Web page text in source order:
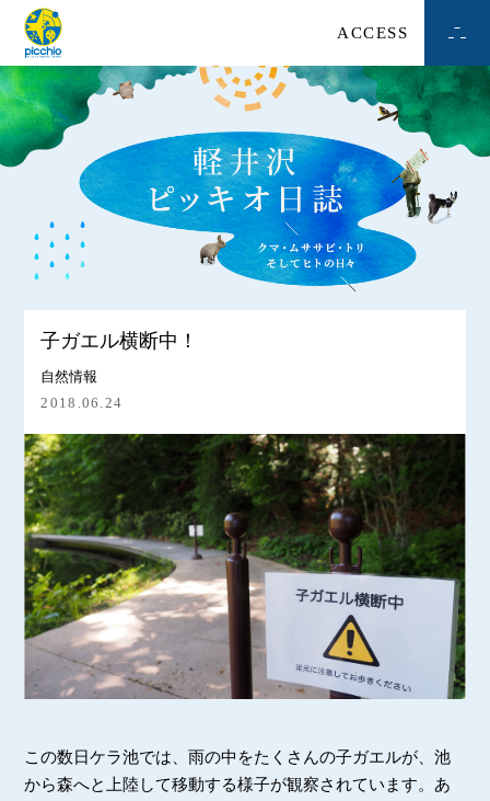
ACCESS
子ガエル横断中！
自然情報
2018.06.24
この数日ケラ池では、雨の中をたくさんの子ガエルが、池
から森へと上陸して移動する様子が観察されています。あ